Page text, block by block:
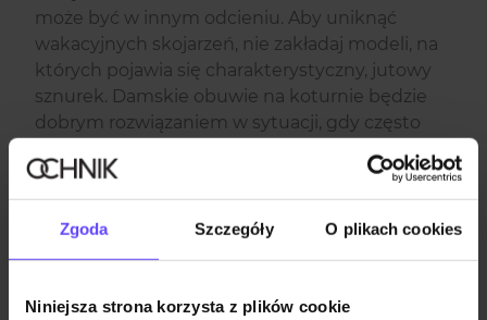
Zgoda Szczegóły O plikach cookies
Niniejsza strona korzysta z plików cookie
może być w innym odcieniu. Aby uniknąć
wakacyjnych skojarzeń, nie zakładaj modeli, na
których pojawia się charakterystyczny, jutowy
sznurek. Damskie obuwie na koturnie będzie
dobrym rozwiązaniem w sytuacji, gdy często
chodzisz na obcasie, a chcesz jednak zadbać o
wygodę.
Ostatnia opcja to płaskie półbuty – doskonała
propozycja dla kobiet, które nie lubią lub nie
potrafią chodzić w wysokim obuwiu. Wybierając
pewność, że będą pasować do różnych